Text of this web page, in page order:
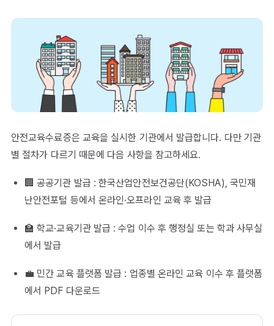
안전교육수료증은 교육을 실시한 기관에서 발급합니다. 다만 기관
별 절차가 다르기 때문에 다음 사항을 참고하세요.
🏢 공공기관 발급 : 한국산업안전보건공단(KOSHA), 국민재
난안전포털 등에서 온라인·오프라인 교육 후 발급
🏫 학교·교육기관 발급 : 수업 이수 후 행정실 또는 학과 사무실
에서 발급
💼 민간 교육 플랫폼 발급 : 업종별 온라인 교육 이수 후 플랫폼
에서 PDF 다운로드